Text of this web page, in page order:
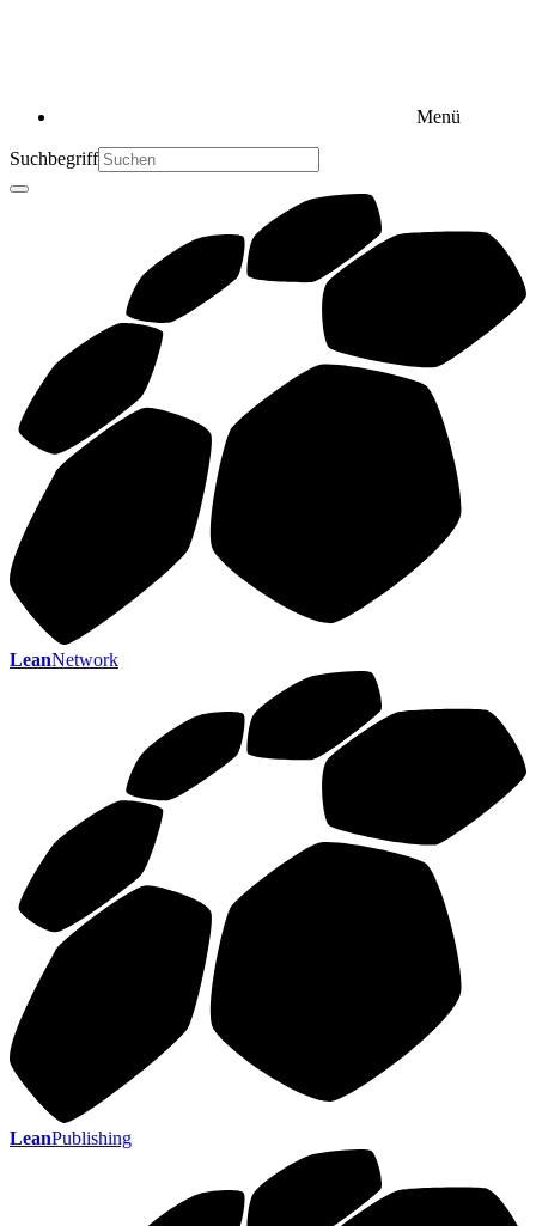
Menü
Suchbegriff
LeanNetwork
LeanPublishing